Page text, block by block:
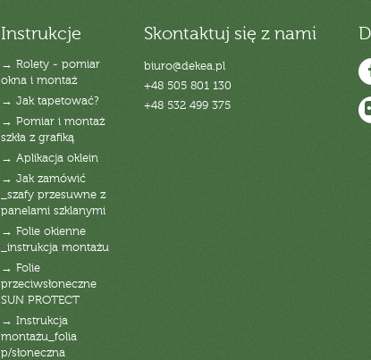
Instrukcje
→ Rolety - pomiar
okna i montaż
→ Jak tapetować?
→ Pomiar i montaż
szkła z grafiką
→ Aplikacja oklein
→ Jak zamówić
_szafy przesuwne z
panelami szklanymi
→ Folie okienne
_instrukcja montażu
→ Folie
przeciwsłoneczne
SUN PROTECT
→ Instrukcja
montażu_folia
p/słoneczna
Skontaktuj się z nami
biuro@dekea.pl
+48 505 801 130
+48 532 499 375